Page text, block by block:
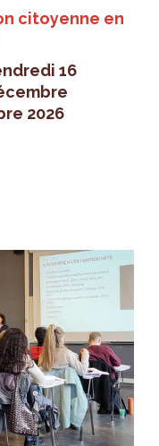
citoyenne en
16
2026